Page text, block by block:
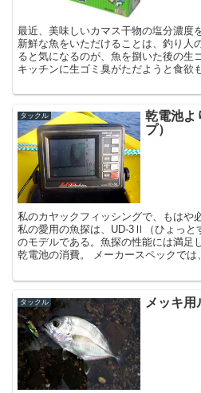
最近、美味しいカマス干物の塩分濃度
新鮮な魚をいただけることは、釣り人
ると気になるのが、魚を捌いた後の生
キッチンに生ゴミ臭がただようと食欲
タックル
乾電池よ
プ）
私のカヤックフィッシングで、もはや
私の愛用の魚探は、UD-3Ⅱ（ひょっと
のモデルである。魚探の性能には満足
乾電池の消費。 メーカースペックでは
タックル メッキ用